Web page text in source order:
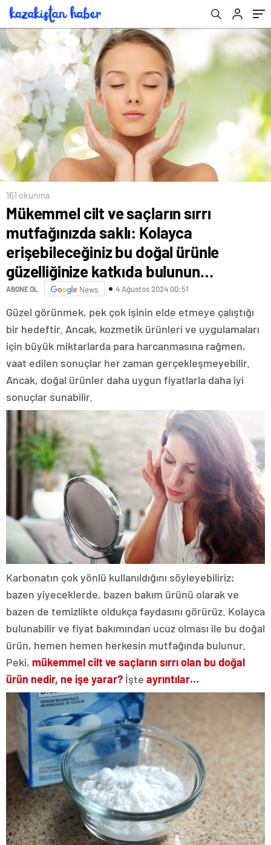
ürünle güzelliğinize katkıda bulunun…
161 okunma
Mükemmel cilt ve saçların sırrı
mutfağınızda saklı: Kolayca
erişebileceğiniz bu doğal ürünle
güzelliğinize katkıda bulunun…
ABONE OL News 4 Ağustos 2024 00:51
Güzel görünmek, pek çok işinin elde etmeye çalıştığı
bir hedeftir. Ancak, kozmetik ürünleri ve uygulamaları
için büyük miktarlarda para harcanmasına rağmen,
vaat edilen sonuçlar her zaman gerçekleşmeyebilir.
Ancak, doğal ürünler daha uygun fiyatlarla daha iyi
sonuçlar sunabilir.
Karbonatın çok yönlü kullanıldığını söyleyebiliriz;
bazen yiyeceklerde, bazen bakım ürünü olarak ve
bazen de temizlikte oldukça faydasını görürüz. Kolayca
bulunabilir ve fiyat bakımından ucuz olması ile bu doğal
ürün, hemen hemen herkesin mutfağında bulunur.
Peki, mükemmel cilt ve saçların sırrı olan bu doğal
ürün nedir, ne işe yarar? İşte ayrıntılar…